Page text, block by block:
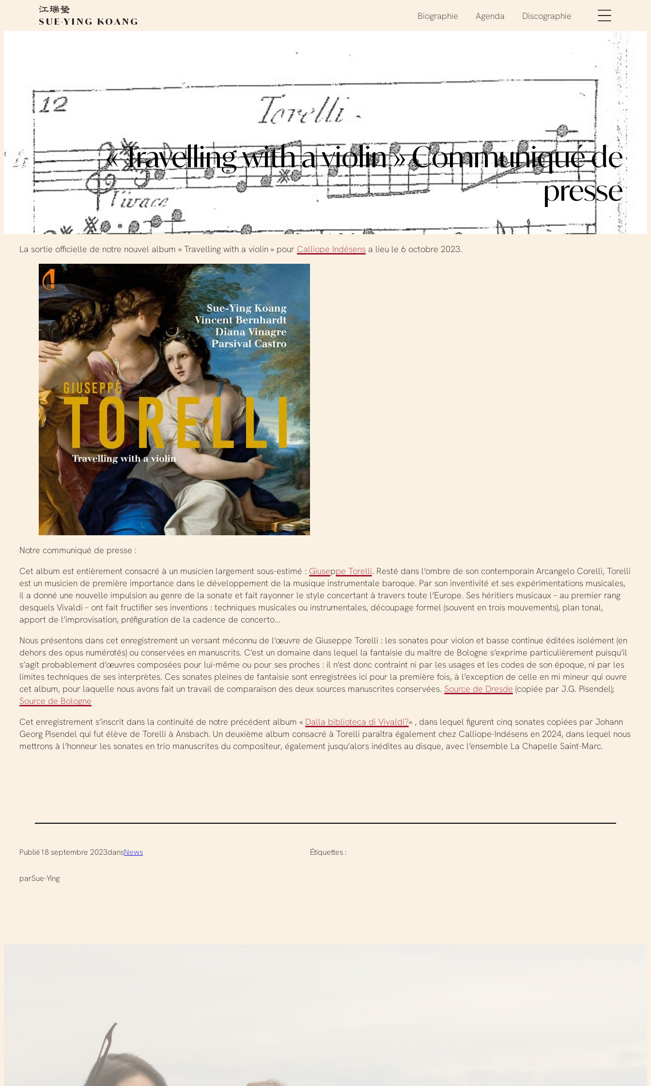
SUE-YING KOANG
Biographie Agenda Discographie
contenu
« Travelling with a violin » Communiqué de
presse
La sortie officielle de notre nouvel album « Travelling with a violin » pour Calliope Indésens a lieu le 6 octobre 2023.
Notre communiqué de presse :
Cet album est entièrement consacré à un musicien largement sous-estimé : Giuseppe Torelli. Resté dans l’ombre de son contemporain Arcangelo Corelli, Torelli
est un musicien de première importance dans le développement de la musique instrumentale baroque. Par son inventivité et ses expérimentations musicales,
il a donné une nouvelle impulsion au genre de la sonate et fait rayonner le style concertant à travers toute l’Europe. Ses héritiers musicaux – au premier rang
desquels Vivaldi – ont fait fructifier ses inventions : techniques musicales ou instrumentales, découpage formel (souvent en trois mouvements), plan tonal,
apport de l’improvisation, préfiguration de la cadence de concerto…
Nous présentons dans cet enregistrement un versant méconnu de l’œuvre de Giuseppe Torelli : les sonates pour violon et basse continue éditées isolément (en
dehors des opus numérotés) ou conservées en manuscrits. C’est un domaine dans lequel la fantaisie du maître de Bologne s’exprime particulièrement puisqu’il
s’agit probablement d’œuvres composées pour lui-même ou pour ses proches : il n’est donc contraint ni par les usages et les codes de son époque, ni par les
limites techniques de ses interprètes. Ces sonates pleines de fantaisie sont enregistrées ici pour la première fois, à l’exception de celle en mi mineur qui ouvre
cet album, pour laquelle nous avons fait un travail de comparaison des deux sources manuscrites conservées. Source de Dresde (copiée par J.G. Pisendel);
Source de Bologne
Cet enregistrement s’inscrit dans la continuité de notre précédent album « Dalla biblioteca di Vivaldi?« , dans lequel figurent cinq sonates copiées par Johann
Georg Pisendel qui fut élève de Torelli à Ansbach. Un deuxième album consacré à Torelli paraîtra également chez Calliope-Indésens en 2024, dans lequel nous
mettrons à l’honneur les sonates en trio manuscrites du compositeur, également jusqu’alors inédites au disque, avec l’ensemble La Chapelle Saint-Marc.
Publié18 septembre 2023dansNews
parSue-Ying
Étiquettes :